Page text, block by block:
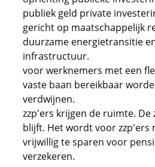
publiek geld private
gericht op maatschappelijk
duurzame energietransitie
infrastructuur.
voor werknemers met een
vaste baan bereikbaar
verdwijnen.
zzp'ers krijgen de ruimte.
blijft. Het wordt voor zzp'ers
vrijwillig te sparen voor
verzekeren.